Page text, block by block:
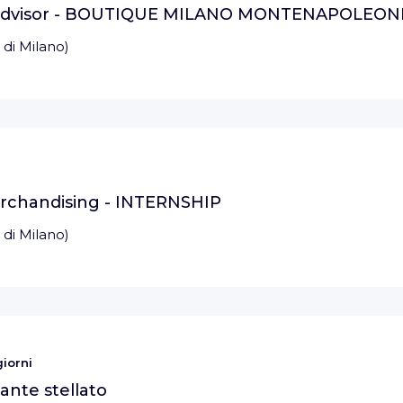
- BOUTIQUE MILANO
Milano)
- INTERNSHIP
Milano)
stellato